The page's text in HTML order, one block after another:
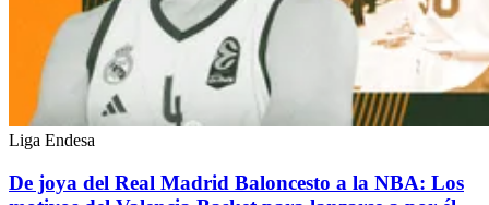
Liga Endesa
De joya del Real Madrid Baloncesto a la NBA: Los